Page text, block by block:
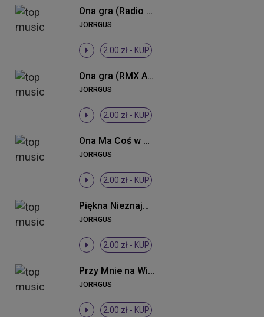
Ona gra (Radio Edit)
JORRGUS
2.00 zł - KUP
Ona gra (RMX Alchemist Project)
JORRGUS
2.00 zł - KUP
Ona Ma Coś w Sobie
JORRGUS
2.00 zł - KUP
Piękna Nieznajoma
JORRGUS
2.00 zł - KUP
Przy Mnie na Wieki
JORRGUS
2.00 zł - KUP